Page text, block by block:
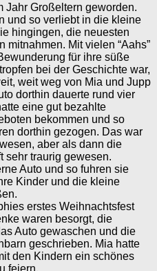
Jahr Großeltern geworden.
und so verliebt in die kleine
hingingen, die neuesten
mitnahmen. Mit vielen “Aahs”
für ihre süße
bei der Geschichte war,
weit weg von Mia und Jupp
dorthin dauerte rund vier
eine gut bezahlte
bekommen und so
dorthin gezogen. Das war
aber als dann die
sehr traurig gewesen.
Auto und so fuhren sie
Kinder und die kleine
erstes Weihnachtsfest
waren besorgt, die
Auto gewaschen und die
geschrieben. Mia hatte
den Kindern ein schönes
feiern.